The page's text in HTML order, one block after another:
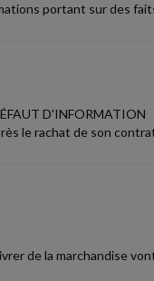
portant sur des
D'INFORMATION
le rachat de son
de la marchandise